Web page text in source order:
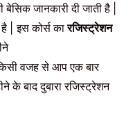
जानकारी दी जाती है
|इस कोर्स कारजिस्ट्रेशन
वजह से आप एक बार
के बाद दुबारा रजिस्ट्रेशन